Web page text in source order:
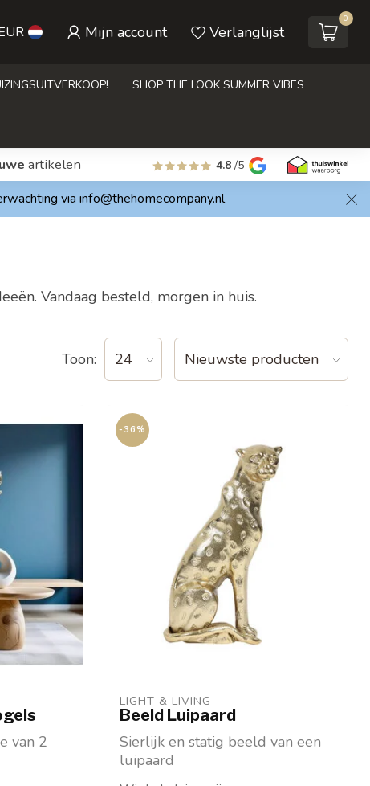
Mijn account Verlanglijst
0
SHOP THE LOOK SUMMER VIBES
artikelen 4.8 /5
via info@thehomecompany.nl
Vandaag besteld, morgen in huis.
Toon:
van 2
-36%
LIGHT & LIVING
Beeld Luipaard
Sierlijk en statig beeld van een
luipaard